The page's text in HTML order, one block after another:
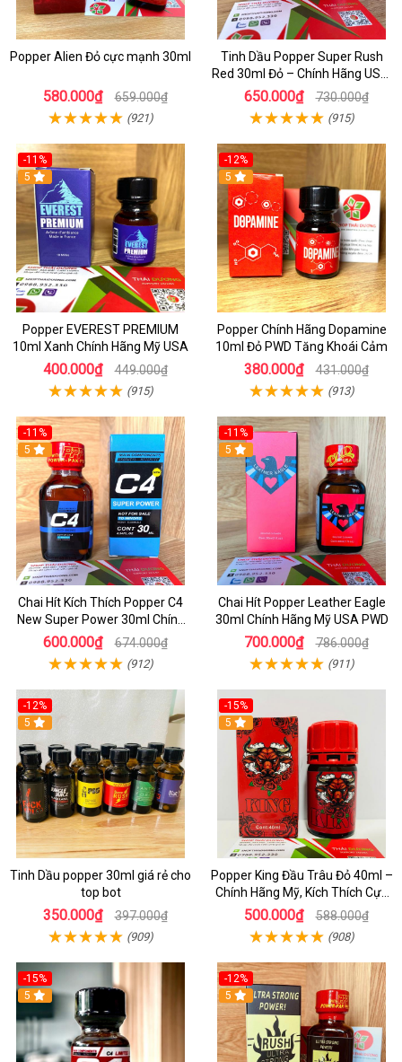
Popper Alien Đỏ cực mạnh 30ml
580.000₫ 659.000₫
(921)
Tinh Dầu Popper Super Rush
Red 30ml Đỏ – Chính Hãng USA,
Kích Thích Mạnh, Tăng Hưng
Phấn
650.000₫ 730.000₫
(915)
-11%
5
Popper EVEREST PREMIUM
10ml Xanh Chính Hãng Mỹ USA
400.000₫ 449.000₫
(915)
-12%
5
Popper Chính Hãng Dopamine
10ml Đỏ PWD Tăng Khoái Cảm
380.000₫ 431.000₫
(913)
-11%
5
Chai Hít Kích Thích Popper C4
New Super Power 30ml Chính
Hãng Mỹ USA
600.000₫ 674.000₫
(912)
-11%
5
Chai Hít Popper Leather Eagle
30ml Chính Hãng Mỹ USA PWD
700.000₫ 786.000₫
(911)
-12%
5
Tinh Dầu popper 30ml giá rẻ cho
top bot
350.000₫ 397.000₫
(909)
-15%
5
Popper King Đầu Trâu Đỏ 40ml –
Chính Hãng Mỹ, Kích Thích Cực
Mạnh Cho Top & Bot
500.000₫ 588.000₫
(908)
-15%
5
-12%
5